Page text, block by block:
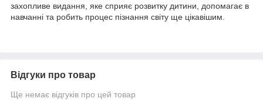
захопливе видання, яке сприяє розвитку дитини, допомагає в
навчанні та робить процес пізнання світу ще цікавішим.
Відгуки про товар
Ще немає відгуків про цей товар